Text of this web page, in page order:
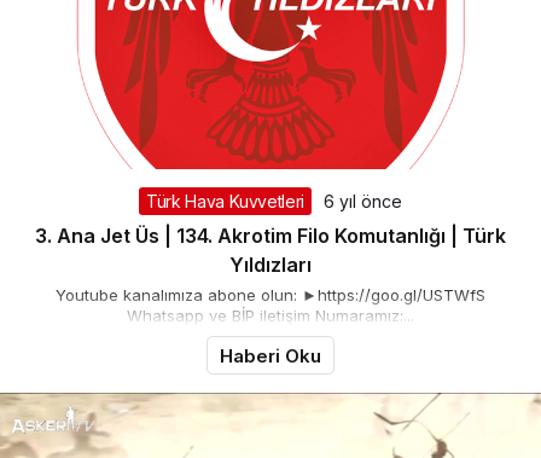
Türk Hava Kuvvetleri 6 yıl önce
3. Ana Jet Üs | 134. Akrotim Filo Komutanlığı | Türk
Yıldızları
Youtube kanalımıza abone olun: ►https://goo.gl/USTWfS
Whatsapp ve BİP iletişim Numaramız:...
Haberi Oku